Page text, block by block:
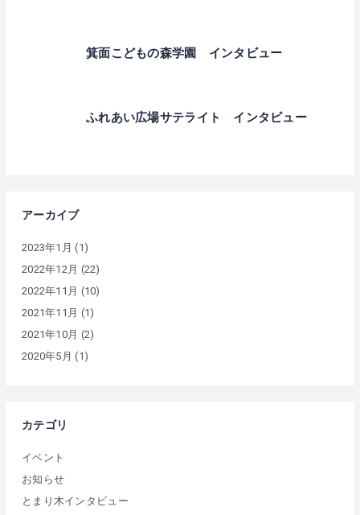
箕面こどもの森学園 インタビュー
ふれあい広場サテライト インタビュー
アーカイブ
2023年1月 (1)
2022年12月 (22)
2022年11月 (10)
2021年11月 (1)
2021年10月 (2)
2020年5月 (1)
カテゴリ
イベント
お知らせ
とまり木インタビュー